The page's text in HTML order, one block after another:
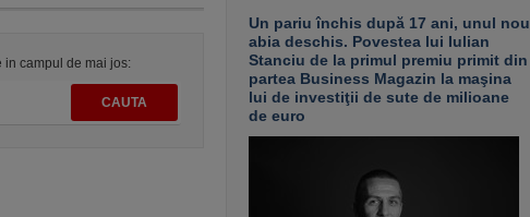
in campul de mai jos:
Un pariu închis după 17 ani, unul nou
abia deschis. Povestea lui Iulian
Stanciu de la primul premiu primit din
partea Business Magazin la maşina
lui de investiţii de sute de milioane
de euro